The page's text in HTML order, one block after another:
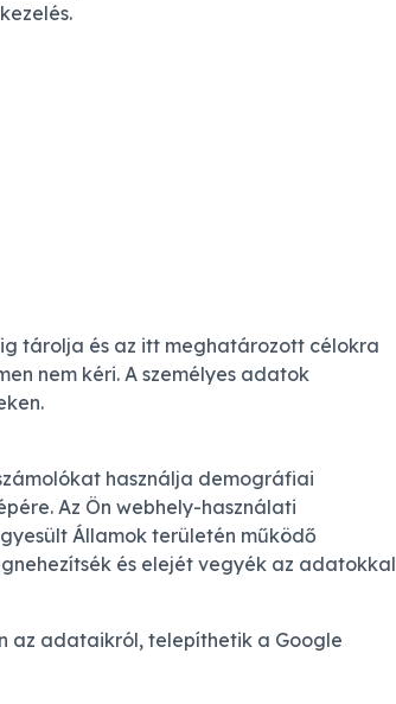
tárolja és az itt meghatározott célokra
nem kéri. A személyes adatok
használja demográfiai
Az Ön webhely-használati
Államok területén működő
és elejét vegyék az adatokkal
az adataikról, telepíthetik a Google